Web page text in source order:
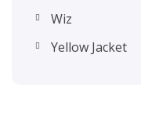
Wiz
Yellow Jacket